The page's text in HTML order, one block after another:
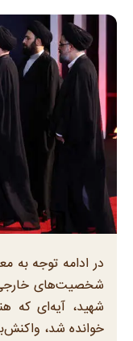
در ادامه توجه به
شخصیت‌های خارجی
شهید، آیه‌ای که
خوانده شد،